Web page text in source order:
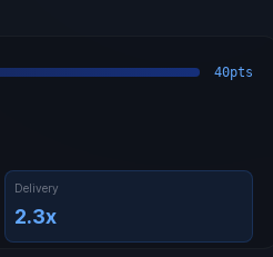
40pts
Delivery
2.3x